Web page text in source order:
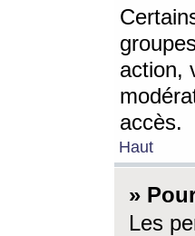
action,
accès.
Haut
»
Les